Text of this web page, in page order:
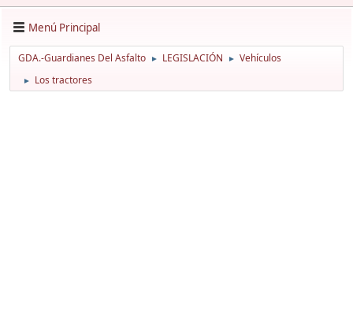
Menú Principal
GDA.-Guardianes Del Asfalto ► LEGISLACIÓN ► Vehículos
► Los tractores